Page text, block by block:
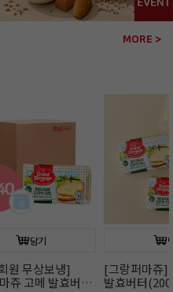
MORE >
담기
원 무상보냉]
쥬 고메 발효버터
[그랑퍼마쥬]
발효버터